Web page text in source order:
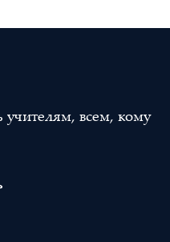
всем, кому